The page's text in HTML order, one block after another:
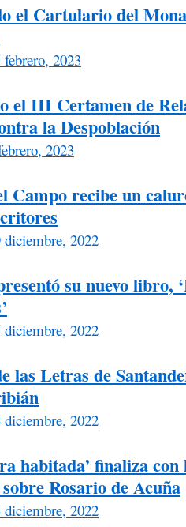
el Cartulario del
febrero, 2023
el III Certamen de
la Despoblación
2023
Campo recibe un
diciembre, 2022
su nuevo libro,
diciembre, 2022
las Letras de
diciembre, 2022
habitada’ finaliza
Rosario de Acuña
diciembre, 2022